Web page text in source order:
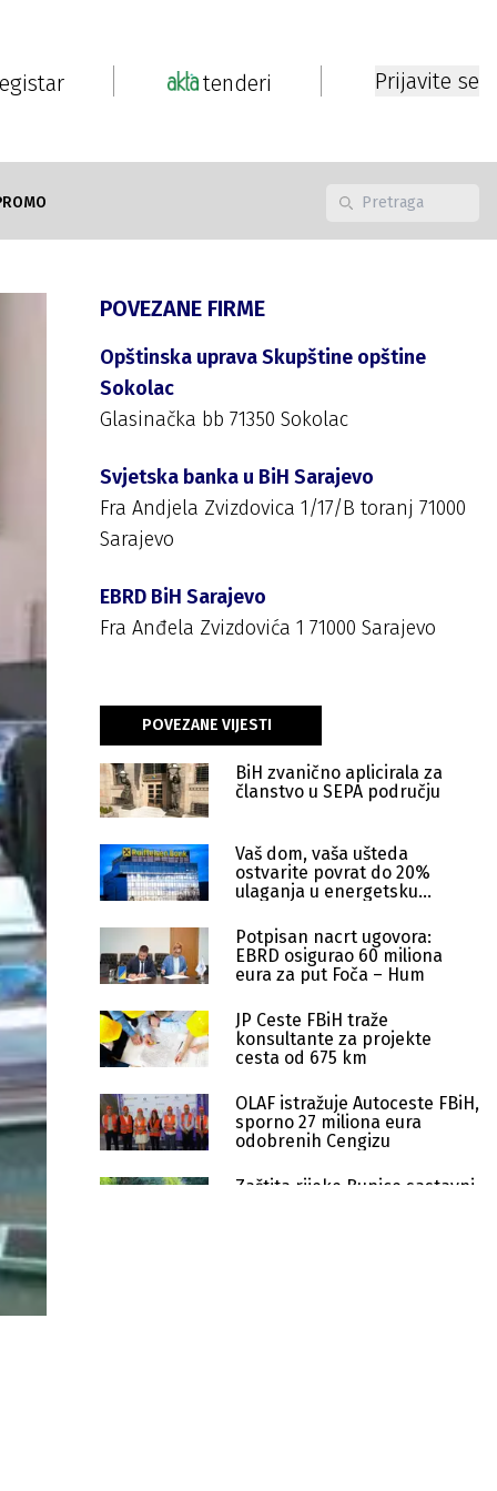
tenderi Prijavite se
POVEZANE FIRME
Opštinska uprava Skupštine opštine
Sokolac
Glasinačka bb 71350 Sokolac
Svjetska banka u BiH Sarajevo
Fra Andjela Zvizdovica 1/17/B toranj 71000
Sarajevo
EBRD BiH Sarajevo
Fra Anđela Zvizdovića 1 71000 Sarajevo
POVEZANE VIJESTI
BiH zvanično aplicirala za
članstvo u SEPA području
Vaš dom, vaša ušteda
ostvarite povrat do 20%
ulaganja u energetsku
Potpisan nacrt ugovora:
EBRD osigurao 60 miliona
eura za put Foča – Hum
JP Ceste FBiH traže
konsultante za projekte
cesta od 675 km
OLAF istražuje Autoceste FBiH,
sporno 27 miliona eura
odobrenih Cengizu
Zaštita rijeke Bunice sastavni